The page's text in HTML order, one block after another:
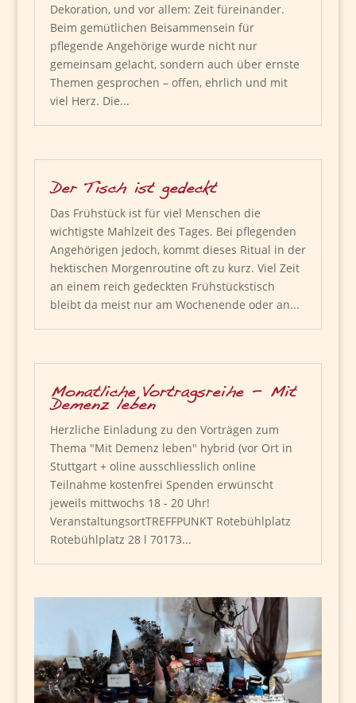
Dekoration, und vor allem: Zeit füreinander.
Beim gemütlichen Beisammensein für
pflegende Angehörige wurde nicht nur
gemeinsam gelacht, sondern auch über ernste
Themen gesprochen – offen, ehrlich und mit
viel Herz. Die...
Der Tisch ist gedeckt
Das Frühstück ist für viel Menschen die
wichtigste Mahlzeit des Tages. Bei pflegenden
Angehörigen jedoch, kommt dieses Ritual in der
hektischen Morgenroutine oft zu kurz. Viel Zeit
an einem reich gedeckten Frühstückstisch
bleibt da meist nur am Wochenende oder an...
Monatliche Vortragsreihe – Mit
Demenz leben
Herzliche Einladung zu den Vorträgen zum
Thema "Mit Demenz leben" hybrid (vor Ort in
Stuttgart + oline ausschliesslich online
Teilnahme kostenfrei Spenden erwünscht
jeweils mittwochs 18 - 20 Uhr!
VeranstaltungsortTREFFPUNKT Rotebühlplatz
Rotebühlplatz 28 l 70173...